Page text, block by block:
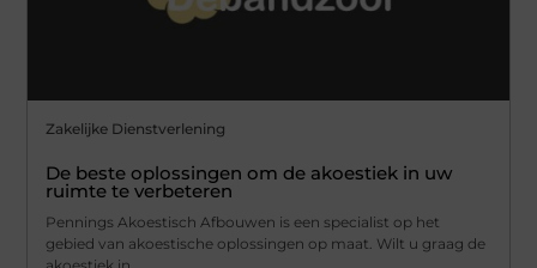
Zakelijke Dienstverlening
De beste oplossingen om de akoestiek in uw
ruimte te verbeteren
Pennings Akoestisch Afbouwen is een specialist op het
gebied van akoestische oplossingen op maat. Wilt u graag de